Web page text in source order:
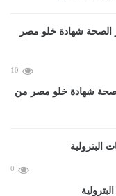
10
شهادة خلو مصر من
0